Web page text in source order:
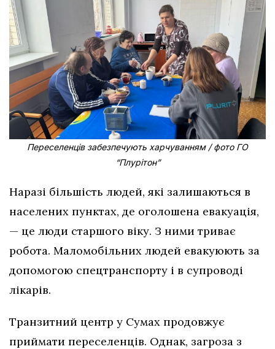
Переселенців забезпечують харчуванням / фото ГО
“Плурітон”
Наразі більшість людей, які залишаються в
населених пунктах, де оголошена евакуація,
— це люди старшого віку. З ними триває
робота. Маломобільних людей евакуюють за
допомогою спецтранспорту і в супроводі
лікарів.
Транзитний центр у Сумах продовжує
приймати переселенців. Однак, загроза з